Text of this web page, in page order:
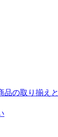
品の取り揃えと